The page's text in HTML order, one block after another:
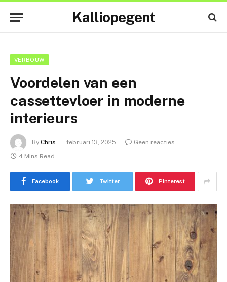
Kalliopegent
VERBOUW
Voordelen van een
cassettevloer in moderne
interieurs
By Chris februari 13, 2025
Geen reacties
4 Mins Read
Facebook Twitter Pinterest